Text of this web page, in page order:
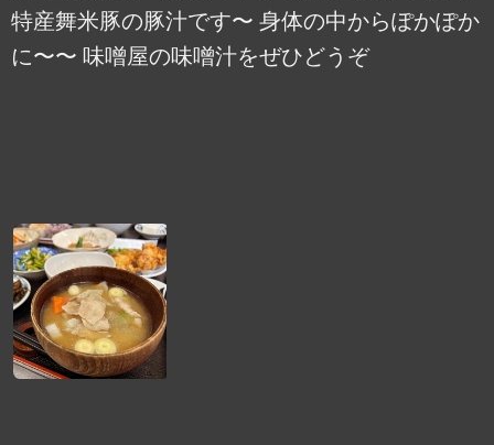
特産舞米豚の豚汁です〜️ 身体の中からぽかぽか
に〜〜 味噌屋の味噌汁をぜひどうぞ